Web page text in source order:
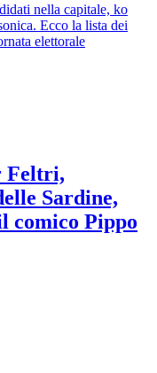
nella capitale, ko
Ecco la lista dei
elettorale
Feltri,
Sardine,
comico Pippo